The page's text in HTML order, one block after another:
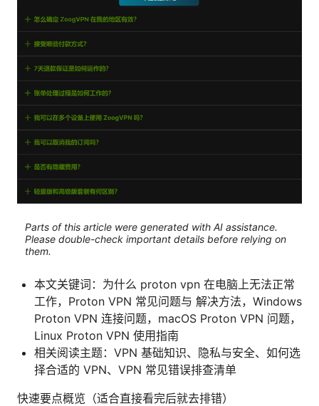
Parts of this article were generated with AI assistance.
Please double-check important details before relying on
them.
本文关键词：为什么 proton vpn 在电脑上无法正常
工作，Proton VPN 常见问题与 解决方法，Windows
Proton VPN 连接问题，macOS Proton VPN 问题，
Linux Proton VPN 使用指南
相关阅读主题：VPN 基础知识、隐私与安全、如何选
择合适的 VPN、VPN 常见错误排查清单
快速要点概览（适合直接看完后就去排错）